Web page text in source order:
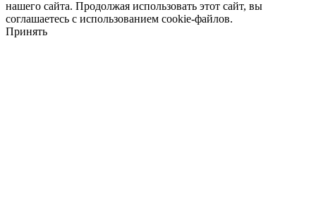
нашего сайта. Продолжая использовать этот сайт, вы
соглашаетесь с использованием cookie-файлов.
Принять